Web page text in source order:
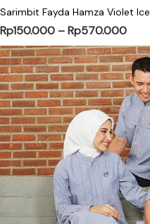
Sarimbit Fayda Hamza Violet Ice
Rp150.000 –Rp570.000